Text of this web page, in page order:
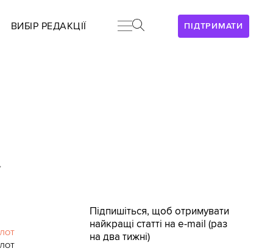
ПІДТРИМАТИ
ВИБІР РЕДАКЦІЇ
Підпишіться, щоб отримувати
найкращі статті на e-mail (раз
на два тижні)